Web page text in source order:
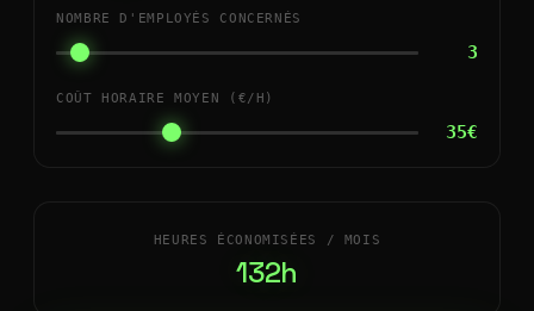
NOMBRE D'EMPLOYÉS CONCERNÉS
3
COÛT HORAIRE MOYEN (€/H)
35€
HEURES ÉCONOMISÉES / MOIS
132h